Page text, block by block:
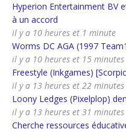
Hyperion Entertainment BV
à un accord
il y a 10 heures et 1 minute
Worms DC AGA (1997
il y a 10 heures et 15 minutes
Freestyle (Inkgames)
il y a 13 heures et 22 minutes
Loony Ledges (Pixelplop)
il y a 13 heures et 31 minutes
Cherche ressources